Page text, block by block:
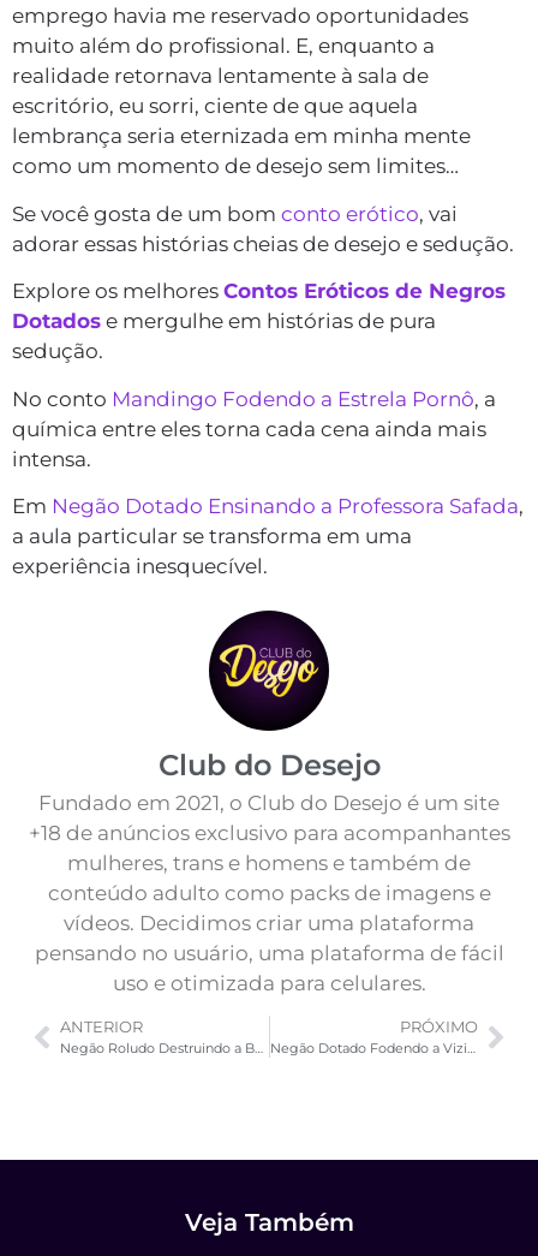
emprego havia me reservado oportunidades
muito além do profissional. E, enquanto a
realidade retornava lentamente à sala de
escritório, eu sorri, ciente de que aquela
lembrança seria eternizada em minha mente
como um momento de desejo sem limites…
Se você gosta de um bom conto erótico, vai
adorar essas histórias cheias de desejo e sedução.
Explore os melhores Contos Eróticos de Negros
Dotados e mergulhe em histórias de pura
sedução.
No conto Mandingo Fodendo a Estrela Pornô, a
química entre eles torna cada cena ainda mais
intensa.
Em Negão Dotado Ensinando a Professora Safada,
a aula particular se transforma em uma
experiência inesquecível.
Club do Desejo
Fundado em 2021, o Club do Desejo é um site
+18 de anúncios exclusivo para acompanhantes
mulheres, trans e homens e também de
conteúdo adulto como packs de imagens e
vídeos. Decidimos criar uma plataforma
pensando no usuário, uma plataforma de fácil
uso e otimizada para celulares.
ANTERIOR
Negão Roludo Destruindo a Buceta
PRÓXIMO
Negão Dotado Fodendo a Vizinha Casada
Veja Também